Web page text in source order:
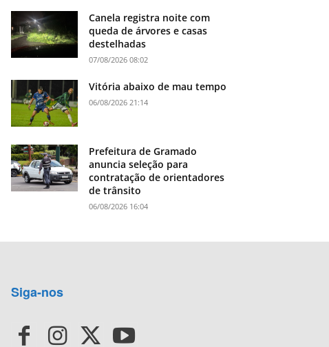
Canela registra noite com
queda de árvores e casas
destelhadas
07/08/2026 08:02
Vitória abaixo de mau tempo
06/08/2026 21:14
Prefeitura de Gramado
anuncia seleção para
contratação de orientadores
de trânsito
06/08/2026 16:04
Siga-nos